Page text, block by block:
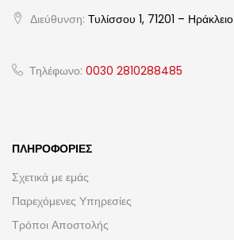
Διεύθυνση: Τυλίσσου 1, 71201 – Ηράκλειο
Τηλέφωνο: 0030 2810288485
ΠΛΗΡΟΦΟΡΊΕΣ
Σχετικά με εμάς
Παρεχόμενες Υπηρεσίες
Τρόποι Αποστολής